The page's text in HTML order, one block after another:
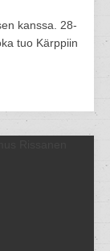
kanssa. 28-
tuo Kärppiin